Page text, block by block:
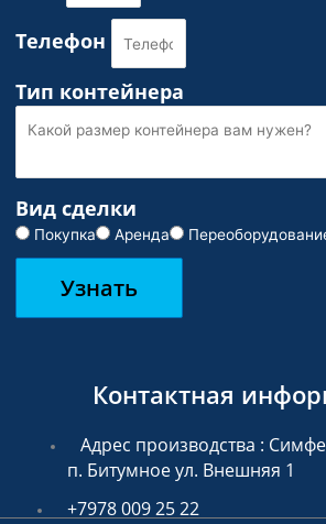
Телефон
Тип контейнера
Вид сделки
Покупка Аренда
Узнать
Контактная
Адрес производства :
п. Битумное ул. Внешняя 1
+7978 009 25 22